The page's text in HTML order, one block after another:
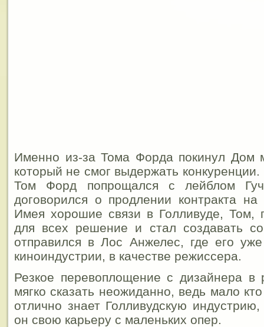
Именно из-за Тома Форда покинул
который не смог выдержать
Том Форд попрощался с лейблом
договорился о продлении контракта
Имея хорошие связи в Голливуде, Том,
для всех решение и стал создавать
отправился в Лос Анжелес, где его
киноиндустрии, в качестве режиссера.
Резкое перевоплощение с дизайнера в
мягко сказать неожиданно, ведь мало
отлично знает Голливудскую
он свою карьеру с маленьких опер.